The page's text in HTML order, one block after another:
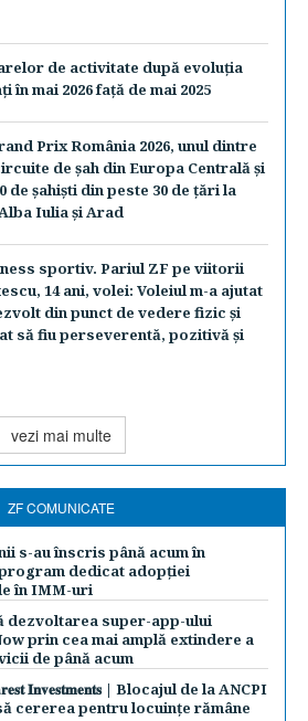
de activitate după evoluţia
în mai 2026 faţă de mai 2025
Prix România 2026, unul dintre
de şah din Europa Centrală şi
de şahişti din peste 30 de ţări la
Iulia şi Arad
sportiv. Pariul ZF pe viitorii
14 ani, volei: Voleiul m-a ajutat
din punct de vedere fizic şi
să fiu perseverentă, pozitivă şi
vezi mai multe
ZF COMUNICATE
s-au înscris până acum în
dedicat adopției
în IMM-uri
dezvoltarea super-app-ului
prin cea mai amplă extindere a
de până acum
𝐈𝐧𝐯𝐞𝐬𝐭𝐦𝐞𝐧𝐭𝐬 | Blocajul de la ANCPI
cererea pentru locuințe rămâne